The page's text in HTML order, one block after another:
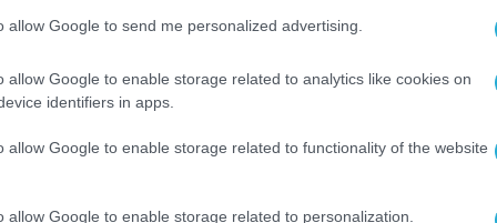
allow Google to send me personalized advertising.
allow Google to enable storage related to analytics like cookies on
identifiers in apps.
allow Google to enable storage related to functionality of the website
allow Google to enable storage related to personalization.